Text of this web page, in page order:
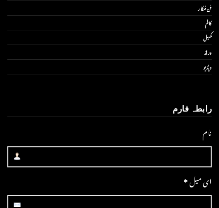
فن فنکار
کالم
کھیل
ورلڈ
ویڈیو
رابطہ فارم
نام
ای میل*